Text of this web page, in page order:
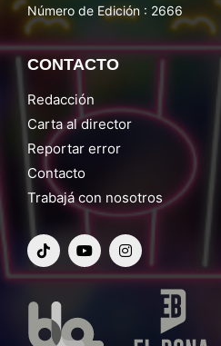
Número de Edición : 2666
CONTACTO
Redacción
Carta al director
Reportar error
Contacto
Trabajá con nosotros